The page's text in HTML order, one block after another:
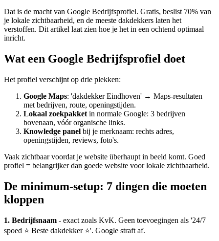
Dat is de macht van Google Bedrijfsprofiel. Gratis, beslist 70% van
je lokale zichtbaarheid, en de meeste dakdekkers laten het
verstoffen. Dit artikel laat zien hoe je het in een ochtend optimaal
inricht.
Wat een Google Bedrijfsprofiel doet
Het profiel verschijnt op drie plekken:
Google Maps: 'dakdekker Eindhoven' → Maps-resultaten
met bedrijven, route, openingstijden.
Lokaal zoekpakket in normale Google: 3 bedrijven
bovenaan, vóór organische links.
Knowledge panel bij je merknaam: rechts adres,
openingstijden, reviews, foto's.
Vaak zichtbaar voordat je website überhaupt in beeld komt. Goed
profiel = belangrijker dan goede website voor lokale zichtbaarheid.
De minimum-setup: 7 dingen die moeten
kloppen
1. Bedrijfsnaam - exact zoals KvK. Geen toevoegingen als '24/7
spoed ⭐ Beste dakdekker ⭐'. Google straft af.